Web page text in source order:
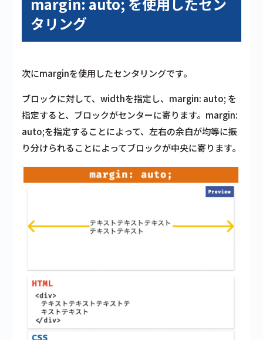
タリング
次にmarginを使用したセンタリングです。
ブロックに対して、widthを指定し、margin: auto; を
指定すると、ブロックがセンターに寄ります。margin:
auto;を指定することによって、左右の余白が均等に振
り分けられることによってブロックが中央に寄ります。